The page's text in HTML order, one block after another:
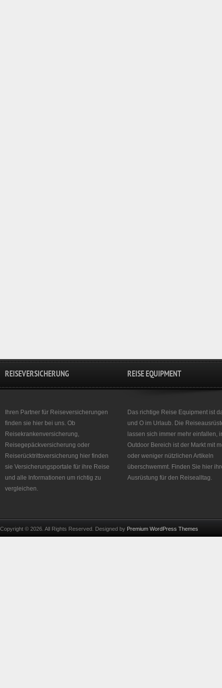
REISEVERSICHERUNG
Ihren Partner für Reiseversicherungen
finden sie hier bei uns. Ob
Reisekrankenversicherung,
Reisegepäckversicherung oder
Reiserücktrittsversicherung hier finden
sie Versicherungsportale für ihre Reise
und alle Informationen um richtig zu
vergleichen.
REISE EQUIPMENT
Das richtige Reise Equipment ist
und O im Urlaub. Die
lassen sich immer mehr einfallen,
Outdoor Bereich ist der Markt mit
oder weniger nützlichen Artikeln
überschwemmt. Finden Sie hier
Ausrüstung für den Reisealltag.
Copyright © 2026. All Rights Reserved. Designed by Premium WordPress Themes